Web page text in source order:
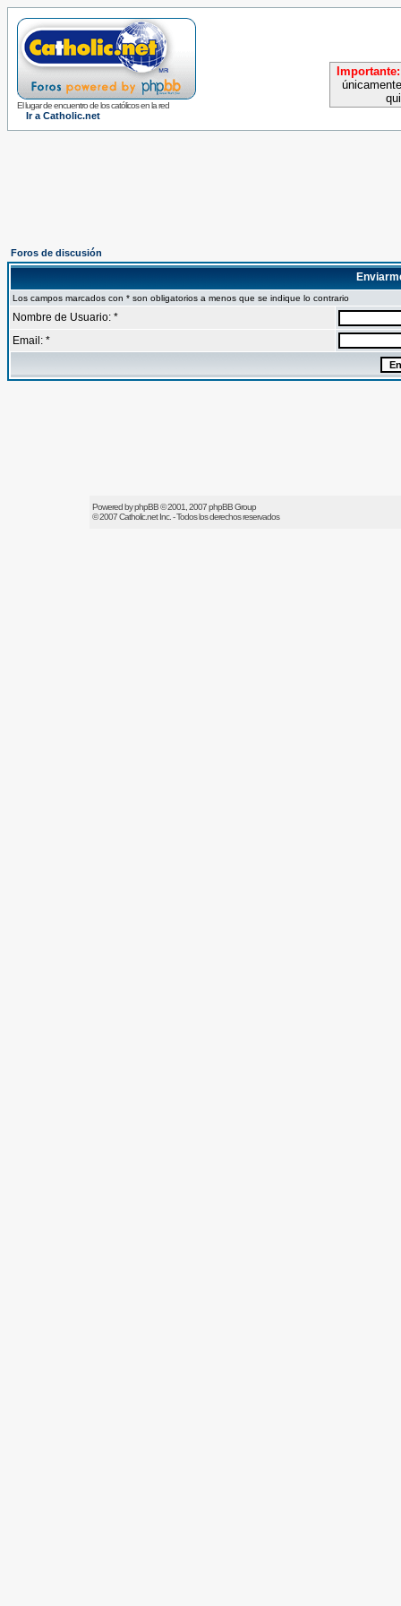
El lugar de encuentro de los católicos en la red
Ir a Catholic.net
Importante:
Foros de discusión
Los campos marcados con * son obligatorios a menos que se indique lo contrario
Nombre de Usuario: *
Email: *
Powered byphpBB© 2001, 2007 phpBB Group
© 2007Catholic.netInc. - Todos los derechos reservados